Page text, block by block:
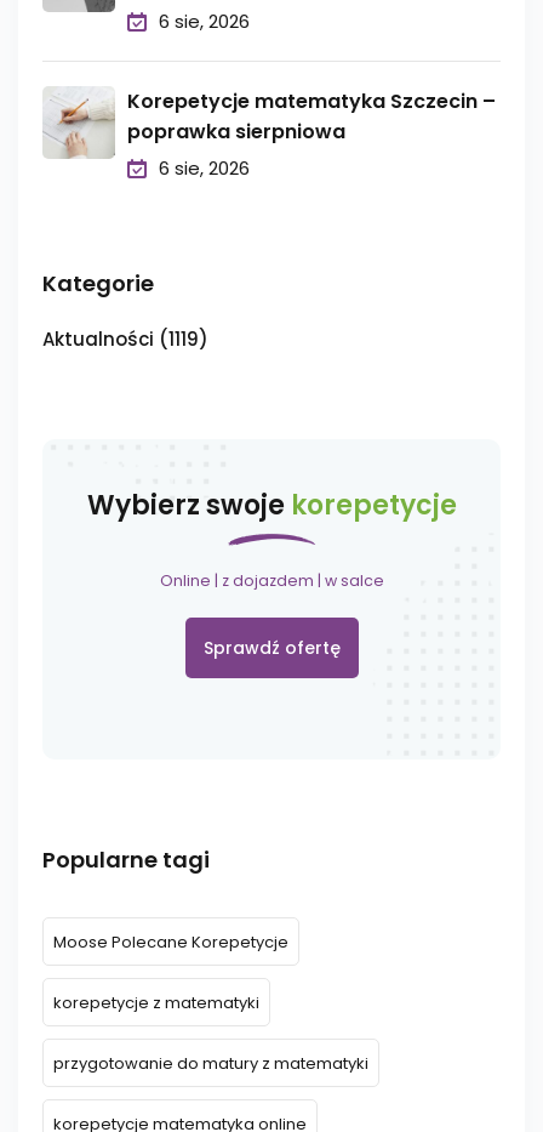
6 sie, 2026
Korepetycje matematyka Szczecin –
poprawka sierpniowa
6 sie, 2026
Kategorie
Aktualności (1119)
Wybierz swoje korepetycje
Online | z dojazdem | w salce
Sprawdź ofertę
Popularne tagi
Moose Polecane Korepetycje
korepetycje z matematyki
przygotowanie do matury z matematyki
korepetycje matematyka online